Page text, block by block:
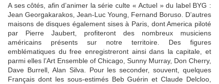
A ses côtés, afin d’animer la série culte « Actuel » du label BYG :
Jean Georgakarakos, Jean-Luc Young, Fernand Boruso. D’autres
maisons de disques également sises à Paris, dont America piloté
par Pierre Jaubert, profiteront des nombreux musiciens
américains présents sur notre territoire. Des figures
emblématiques du free enregistreront ainsi dans la capitale, et
parmi elles l’Art Ensemble of Chicago, Sunny Murray, Don Cherry,
Dave Burrell, Alan Silva. Pour les seconder, souvent, quelques
Français dont les sous-estimés Beb Guérin et Claude Delcloo,